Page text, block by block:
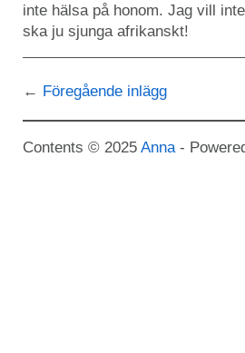
inte hälsa på honom. Jag vill
ska ju sjunga afrikanskt!
Föregående inlägg
Contents © 2025 Anna -